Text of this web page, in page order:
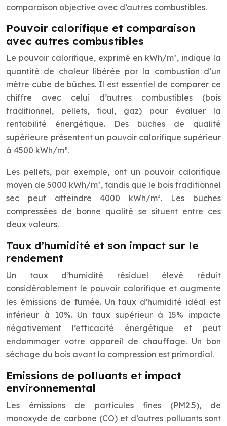
comparaison objective avec d’autres combustibles.
Pouvoir calorifique et comparaison
avec autres combustibles
Le pouvoir calorifique, exprimé en kWh/m³, indique la
quantité de chaleur libérée par la combustion d’un
mètre cube de bûches. Il est essentiel de comparer ce
chiffre avec celui d’autres combustibles (bois
traditionnel, pellets, fioul, gaz) pour évaluer la
rentabilité énergétique. Des bûches de qualité
supérieure présentent un pouvoir calorifique supérieur
à 4500 kWh/m³.
Les pellets, par exemple, ont un pouvoir calorifique
moyen de 5000 kWh/m³, tandis que le bois traditionnel
sec peut atteindre 4000 kWh/m³. Les bûches
compressées de bonne qualité se situent entre ces
deux valeurs.
Taux d’humidité et son impact sur le
rendement
Un taux d’humidité résiduel élevé réduit
considérablement le pouvoir calorifique et augmente
les émissions de fumée. Un taux d’humidité idéal est
inférieur à 10%. Un taux supérieur à 15% impacte
négativement l’efficacité énergétique et peut
endommager votre appareil de chauffage. Un bon
séchage du bois avant la compression est primordial.
Emissions de polluants et impact
environnemental
Les émissions de particules fines (PM2.5), de
monoxyde de carbone (CO) et d’autres polluants sont